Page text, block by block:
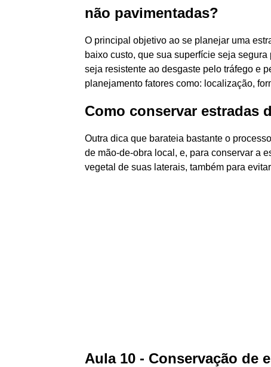
não pavimentadas?
O principal objetivo ao se planejar uma
baixo custo, que sua superfície seja
seja resistente ao desgaste pelo tráfego e
planejamento fatores como: localização,
Como conservar estradas
Outra dica que barateia bastante o
de mão-de-obra local, e, para conservar a
vegetal de suas laterais, também para
Aula 10 - Conservação de